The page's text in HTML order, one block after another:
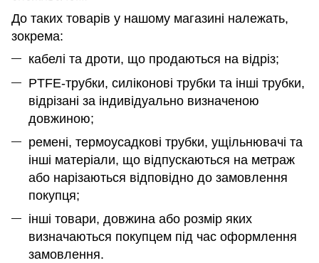
До таких товарів у нашому магазині належать,
зокрема:
кабелі та дроти, що продаються на відріз;
PTFE-трубки, силіконові трубки та інші трубки,
відрізані за індивідуально визначеною
довжиною;
ремені, термоусадкові трубки, ущільнювачі та
інші матеріали, що відпускаються на метраж
або нарізаються відповідно до замовлення
покупця;
інші товари, довжина або розмір яких
визначаються покупцем під час оформлення
замовлення.